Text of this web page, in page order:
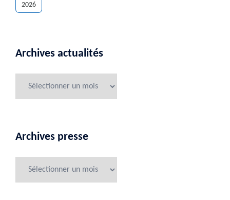
2026
Archives actualités
Archives presse